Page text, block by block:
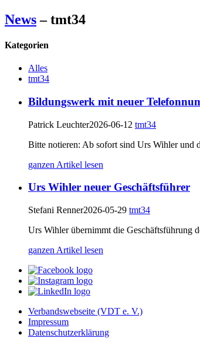
News– tmt34
Kategorien
Alles
tmt34
Bildungswerk mit neuer
Patrick Leuchter2026-06-12 tmt34
Bitte notieren: Ab sofort sind Urs Wihler und
ganzen Artikel lesen
Urs Wihler neuer Geschäftsführer
Stefani Renner2026-05-29 tmt34
Urs Wihler übernimmt die Geschäftsführung
ganzen Artikel lesen
Verbandswebseite (VDT e. V.)
Impressum
Datenschutz­erklärung